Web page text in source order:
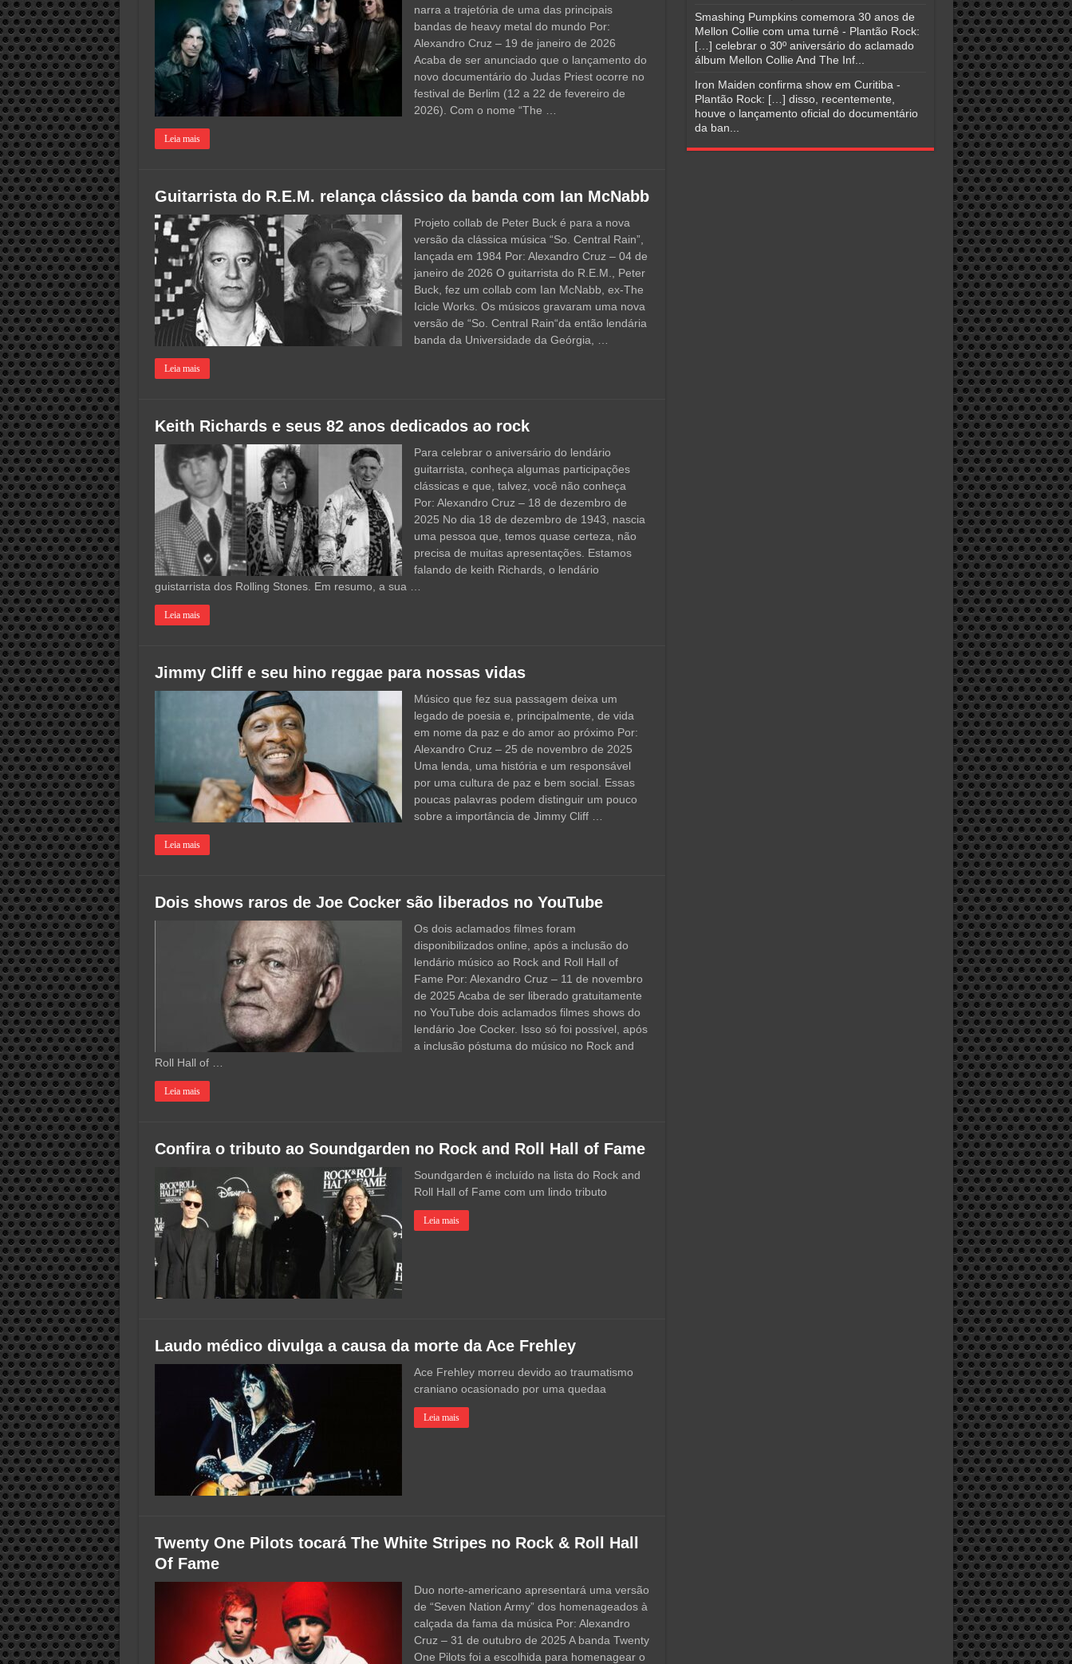
narra a trajetória de uma das principais
bandas de heavy metal do mundo Por:
Alexandro Cruz – 19 de janeiro de 2026
Acaba de ser anunciado que o lançamento do
novo documentário do Judas Priest ocorre no
festival de Berlim (12 a 22 de fevereiro de
2026). Com o nome “The …
Leia mais
Guitarrista do R.E.M. relança clássico da banda com Ian McNabb
Projeto collab de Peter Buck é para a nova
versão da clássica música “So. Central Rain”,
lançada em 1984 Por: Alexandro Cruz – 04 de
janeiro de 2026 O guitarrista do R.E.M., Peter
Buck, fez um collab com Ian McNabb, ex-The
Icicle Works. Os músicos gravaram uma nova
versão de “So. Central Rain“da então lendária
banda da Universidade da Geórgia, …
Leia mais
Keith Richards e seus 82 anos dedicados ao rock
Para celebrar o aniversário do lendário
guitarrista, conheça algumas participações
clássicas e que, talvez, você não conheça
Por: Alexandro Cruz – 18 de dezembro de
2025 No dia 18 de dezembro de 1943, nascia
uma pessoa que, temos quase certeza, não
precisa de muitas apresentações. Estamos
falando de keith Richards, o lendário
guistarrista dos Rolling Stones. Em resumo, a sua …
Leia mais
Jimmy Cliff e seu hino reggae para nossas vidas
Músico que fez sua passagem deixa um
legado de poesia e, principalmente, de vida
em nome da paz e do amor ao próximo Por:
Alexandro Cruz – 25 de novembro de 2025
Uma lenda, uma história e um responsável
por uma cultura de paz e bem social. Essas
poucas palavras podem distinguir um pouco
sobre a importância de Jimmy Cliff …
Leia mais
Dois shows raros de Joe Cocker são liberados no YouTube
Os dois aclamados filmes foram
disponibilizados online, após a inclusão do
lendário músico ao Rock and Roll Hall of
Fame Por: Alexandro Cruz – 11 de novembro
de 2025 Acaba de ser liberado gratuitamente
no YouTube dois aclamados filmes shows do
lendário Joe Cocker. Isso só foi possível, após
a inclusão póstuma do músico no Rock and
Roll Hall of …
Leia mais
Confira o tributo ao Soundgarden no Rock and Roll Hall of Fame
Soundgarden é incluído na lista do Rock and
Roll Hall of Fame com um lindo tributo
Leia mais
Laudo médico divulga a causa da morte da Ace Frehley
Ace Frehley morreu devido ao traumatismo
craniano ocasionado por uma quedaa
Leia mais
Twenty One Pilots tocará The White Stripes no Rock & Roll Hall
Of Fame
Duo norte-americano apresentará uma versão
de “Seven Nation Army” dos homenageados à
calçada da fama da música Por: Alexandro
Cruz – 31 de outubro de 2025 A banda Twenty
One Pilots foi a escolhida para homenagear o
Smashing Pumpkins comemora 30 anos de
Mellon Collie com uma turnê - Plantão Rock:
[…] celebrar o 30º aniversário do aclamado
álbum Mellon Collie And The Inf...
Iron Maiden confirma show em Curitiba -
Plantão Rock: […] disso, recentemente,
houve o lançamento oficial do documentário
da ban...